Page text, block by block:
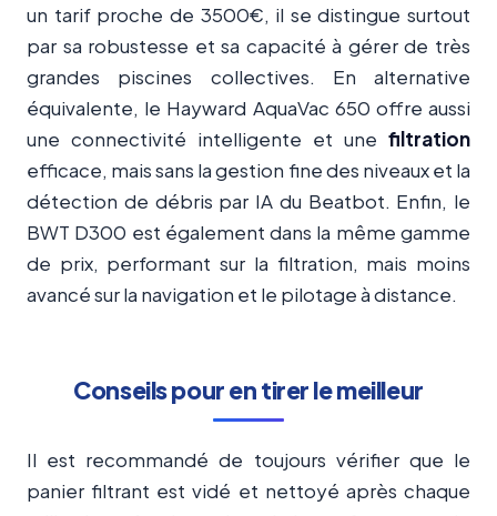
un tarif proche de 3500€, il se distingue surtout
par sa robustesse et sa capacité à gérer de très
grandes piscines collectives. En alternative
équivalente, le Hayward AquaVac 650 offre aussi
une connectivité intelligente et une filtration
efficace, mais sans la gestion fine des niveaux et la
détection de débris par IA du Beatbot. Enfin, le
BWT D300 est également dans la même gamme
de prix, performant sur la filtration, mais moins
avancé sur la navigation et le pilotage à distance.
Conseils pour en tirer le meilleur
Il est recommandé de toujours vérifier que le
panier filtrant est vidé et nettoyé après chaque